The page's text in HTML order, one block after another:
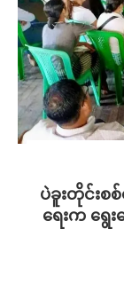
ပဲခူးတိုင်းစ
ရေးက ရွ